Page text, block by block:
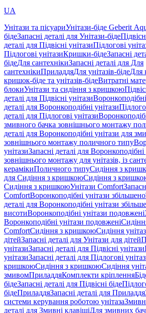
UA
Унітази та пісуариУнітази-біде Geberit
бідеЗапасні деталі для Унітази-біде
деталі для Підвісні унітазиПідлогові
Підлогові унітазиКришки-бідеЗапасні
бідеДля сантехнікиЗапасні деталі для Для
сантехнікиПриладдяДля унітазів-бідеДля
кришок-біде та унітазів-бідеВитратні
блокиУнітази та сидіння з кришкою
деталі для Підвісні унітази
деталі для Воронкоподібні унітази
деталі для Підлогові унітази
змивного бачка зовнішнього монтажу
деталі для Воронкоподібні унітази для
зовнішнього монтажу поличного типу
унітазиЗапасні деталі для Воронкоподібні
зовнішнього монтажу для унітазів, із
керамікиПоличного типуСидіння з
для Сидіння з кришкоюСидіння з
Сидіння з кришкоюУнітази Comfort
ComfortВоронкоподібні унітази
деталі для Воронкоподібні унітази
висотиВоронкоподібні унітази подовжені
Воронкоподібні унітази подовжені
ComfortСидіння з кришкоюСидіння
дітейЗапасні деталі для Унітази для дітей
унітазиЗапасні деталі для Підвісні унітази
унітазиЗапасні деталі для Підлогові
кришкоюСидіння з кришкоюСидіння
змивомПриладдяКомплекти кріплення
бідеЗапасні деталі для Підвісні біде
бідеПриладдяЗапасні деталі для Приладдя
системи керування роботою унітаза
деталі для Змивні клавішіДля змивних